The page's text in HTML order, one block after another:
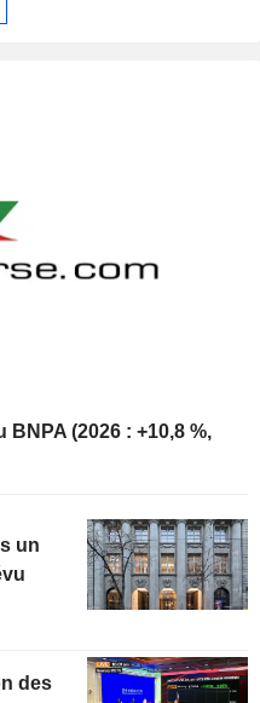
(2026 : +10,8 %,
un
des